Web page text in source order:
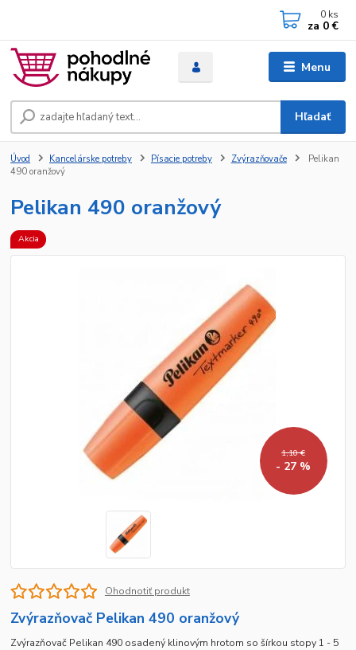
Menu
Hľadať
0 ks
za 0 €
Úvod Kancelárske potreby Písacie potreby Zvýrazňovače
Pelikan
490 oranžový
Pelikan 490 oranžový
Akcia
1,10 €
- 27 %
Ohodnotiť produkt
Zvýrazňovač Pelikan 490 oranžový
Zvýrazňovač Pelikan 490 osadený klinovým hrotom so šírkou stopy 1 - 5